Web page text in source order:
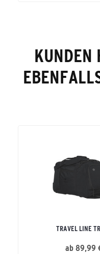
KUNDEN
TRAVEL LINE
ab 89,99